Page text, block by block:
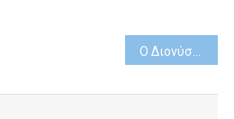
Ο Διονύσης Ατζαράκης στο «Watch Next» της COSMOTETV